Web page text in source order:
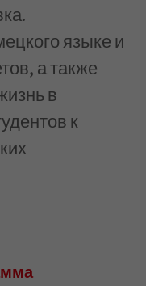
языке и
а также
в
к